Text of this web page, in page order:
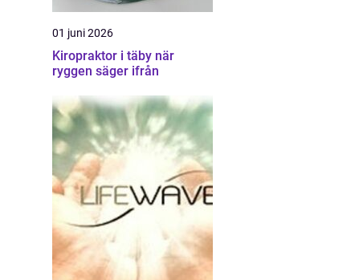
01 juni 2026
Kiropraktor i täby när
ryggen säger ifrån